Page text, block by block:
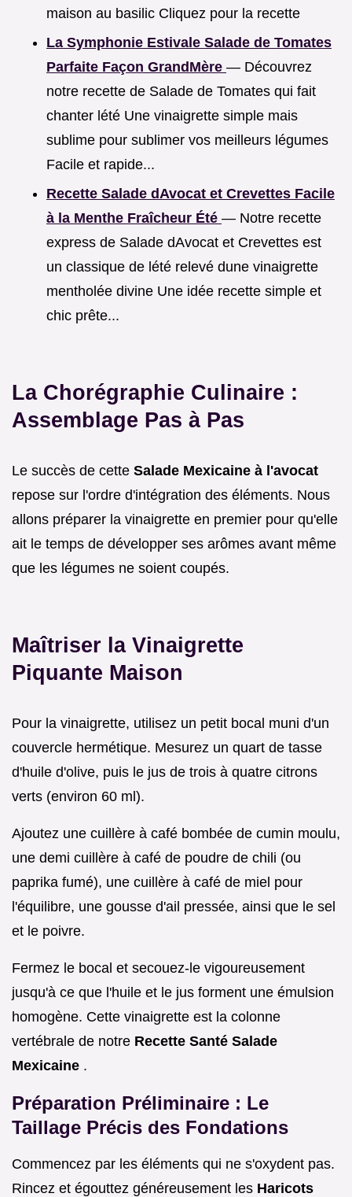
maison au basilic Cliquez pour la recette
La Symphonie Estivale Salade de Tomates
Parfaite Façon GrandMère — Découvrez
notre recette de Salade de Tomates qui fait
chanter lété Une vinaigrette simple mais
sublime pour sublimer vos meilleurs légumes
Facile et rapide...
Recette Salade dAvocat et Crevettes Facile
à la Menthe Fraîcheur Été — Notre recette
express de Salade dAvocat et Crevettes est
un classique de lété relevé dune vinaigrette
mentholée divine Une idée recette simple et
chic prête...
La Chorégraphie Culinaire :
Assemblage Pas à Pas
Le succès de cette Salade Mexicaine à l'avocat
repose sur l'ordre d'intégration des éléments. Nous
allons préparer la vinaigrette en premier pour qu'elle
ait le temps de développer ses arômes avant même
que les légumes ne soient coupés.
Maîtriser la Vinaigrette
Piquante Maison
Pour la vinaigrette, utilisez un petit bocal muni d'un
couvercle hermétique. Mesurez un quart de tasse
d'huile d'olive, puis le jus de trois à quatre citrons
verts (environ 60 ml).
Ajoutez une cuillère à café bombée de cumin moulu,
une demi cuillère à café de poudre de chili (ou
paprika fumé), une cuillère à café de miel pour
l'équilibre, une gousse d'ail pressée, ainsi que le sel
et le poivre.
Fermez le bocal et secouez-le vigoureusement
jusqu'à ce que l'huile et le jus forment une émulsion
homogène. Cette vinaigrette est la colonne
vertébrale de notre Recette Santé Salade
Mexicaine .
Préparation Préliminaire : Le
Taillage Précis des Fondations
Commencez par les éléments qui ne s'oxydent pas.
Rincez et égouttez généreusement les Haricots